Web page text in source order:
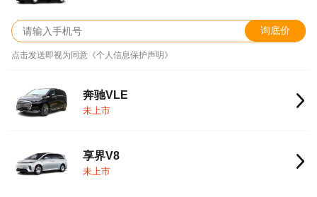
询底价
点击发送即视为同意《个人信息保护声明》
奔驰VLE
未上市
享界V8
未上市